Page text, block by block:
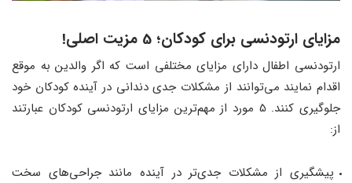
مزایای ارتودنسی برای کودکان؛ 5 مزیت اصلی!
ارتودنسی اطفال دارای مزایای مختلفی است که اگر والدین به موقع
اقدام نمایند می‌توانند از مشکلات جدی دندانی در آینده کودکان خود
جلوگیری کنند. 5 مورد از مهم‌ترین مزایای ارتودنسی کودکان عبارتند
از:
پیشگیری از مشکلات جدی‌تر در آینده مانند جراحی‌های سخت